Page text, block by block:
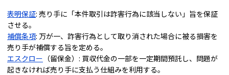
表明保証: 売り手に「本件取引は詐害行為に該当しない」旨を保証
させる。
補償条項: 万が一、詐害行為として取り消された場合に被る損害を
売り手が補償する旨を定める。
エスクロー （留保金）: 買収代金の一部を一定期間預託し、問題が
起きなければ売り手に支払う仕組みを利用する。